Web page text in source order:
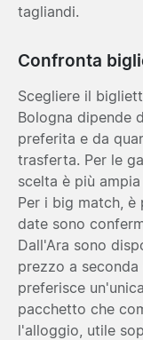
tagliandi.
Confronta
Scegliere il
Bologna dipende
preferita e da
trasferta. Per le
scelta è più
Per i big match, è
date sono
Dall'Ara sono
prezzo a
preferisce
pacchetto che
l'alloggio, utile